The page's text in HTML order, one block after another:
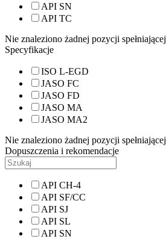
API SN
API TC
Nie znaleziono żadnej pozycji
Specyfikacje
ISO L-EGD
JASO FC
JASO FD
JASO MA
JASO MA2
Nie znaleziono żadnej pozycji
Dopuszczenia i rekomendacje
API CH-4
API SF/CC
API SJ
API SL
API SN